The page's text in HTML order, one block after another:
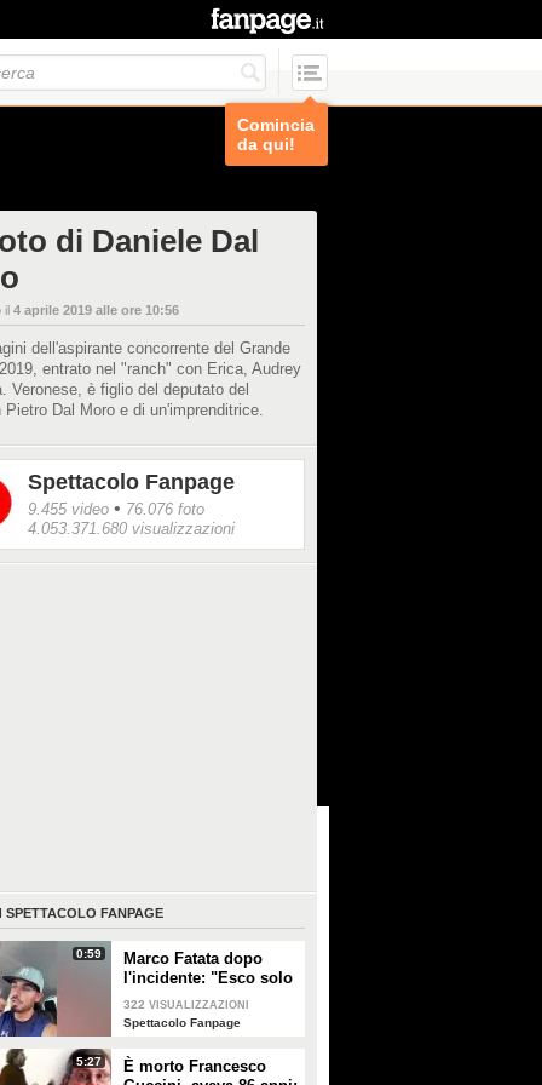
Comincia
da qui!
di Daniele Dal
il 4 aprile 2019 alle ore 10:56
dell'aspirante concorrente del Grande
entrato nel "ranch" con Erica, Audrey
Veronese, è figlio del deputato del
Pietro Dal Moro e di un'imprenditrice.
Spettacolo Fanpage
9.455 video • 76.076 foto
4.053.371.680 visualizzazioni
SPETTACOLO FANPAGE
0:59
Marco Fatata dopo
l'incidente: "Esco solo
di sera, i primi tempi
non riuscivo a
322 VISUALIZZAZIONI
Spettacolo Fanpage
5:27
È morto Francesco